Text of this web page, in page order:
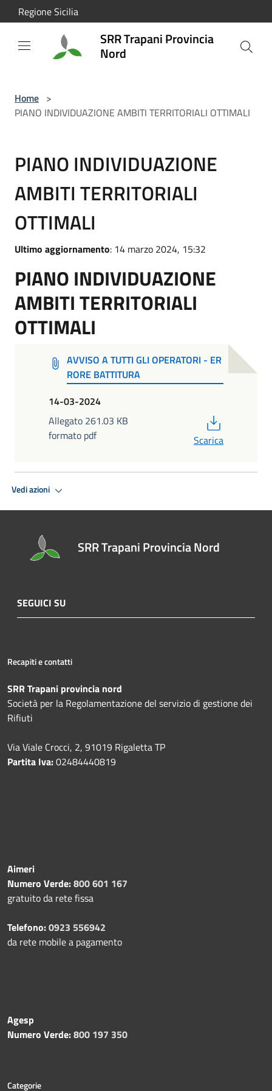
Salta al contenuto principale
Regione Sicilia
SRR Trapani Provincia
Nord
Home >
PIANO INDIVIDUAZIONE AMBITI TERRITORIALI OTTIMALI
PIANO INDIVIDUAZIONE
AMBITI TERRITORIALI
OTTIMALI
Ultimo aggiornamento: 14 marzo 2024, 15:32
PIANO INDIVIDUAZIONE
AMBITI TERRITORIALI
OTTIMALI
AVVISO A TUTTI GLI OPERATORI - ER
RORE BATTITURA
14-03-2024
Allegato 261.03 KB
formato pdf
Scarica
Vedi azioni
SRR Trapani Provincia Nord
SEGUICI SU
Recapiti e contatti
SRR Trapani provincia nord
Società per la Regolamentazione del servizio di gestione dei
Rifiuti
Via Viale Crocci, 2, 91019 Rigaletta TP
Partita Iva:02484440819
Aimeri
Numero Verde:800 601 167
gratuito da rete fissa
Telefono:0923 556942
da rete mobile a pagamento
Agesp
Numero Verde:800 197 350
Categorie